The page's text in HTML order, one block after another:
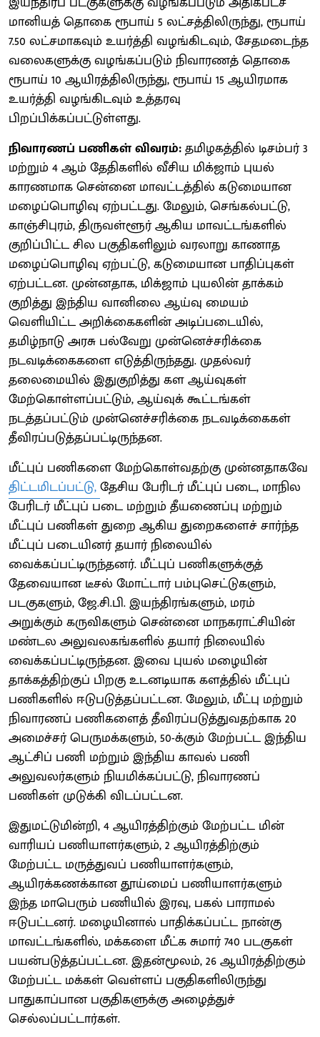
மானியத் தொகை ரூபாய் 5 லட்சத்திலிருந்து, ரூபாய்
7.50 லட்சமாகவும் உயர்த்தி வழங்கிடவும், சேதமடைந்த
வலைகளுக்கு வழங்கப்படும் நிவாரணத் தொகை
ரூபாய் 10 ஆயிரத்திலிருந்து, ரூபாய் 15 ஆயிரமாக
உயர்த்தி வழங்கிடவும் உத்தரவு
பிறப்பிக்கப்பட்டுள்ளது.
நிவாரணப் பணிகள் விவரம்:தமிழகத்தில் டிசம்பர் 3
மற்றும் 4 ஆம் தேதிகளில் வீசிய மிக்ஜாம் புயல்
காரணமாக சென்னை மாவட்டத்தில் கடுமையான
மழைப்பொழிவு ஏற்பட்டது. மேலும், செங்கல்பட்டு,
காஞ்சிபுரம், திருவள்ளூர் ஆகிய மாவட்டங்களில்
குறிப்பிட்ட சில பகுதிகளிலும் வரலாறு காணாத
மழைப்பொழிவு ஏற்பட்டு, கடுமையான பாதிப்புகள்
ஏற்பட்டன. முன்னதாக, மிக்ஜாம் புயலின் தாக்கம்
குறித்து இந்திய வானிலை ஆய்வு மையம்
வெளியிட்ட அறிக்கைகளின் அடிப்படையில்,
தமிழ்நாடு அரசு பல்வேறு முன்னெச்சரிக்கை
நடவடிக்கைகளை எடுத்திருந்தது. முதல்வர்
தலைமையில் இதுகுறித்து கள ஆய்வுகள்
மேற்கொள்ளப்பட்டும், ஆய்வுக் கூட்டங்கள்
நடத்தப்பட்டும் முன்னெச்சரிக்கை நடவடிக்கைகள்
தீவிரப்படுத்தப்பட்டிருந்தன.
மீட்புப் பணிகளை மேற்கொள்வதற்கு முன்னதாகவே
திட்டமிடப்பட்டு,தேசிய பேரிடர் மீட்புப் படை, மாநில
பேரிடர் மீட்புப் படை மற்றும் தீயணைப்பு மற்றும்
மீட்புப் பணிகள் துறை ஆகிய துறைகளைச் சார்ந்த
மீட்புப் படையினர் தயார் நிலையில்
வைக்கப்பட்டிருந்தனர். மீட்புப் பணிகளுக்குத்
தேவையான டீசல் மோட்டார் பம்புசெட்டுகளும்,
படகுகளும், ஜே.சி.பி. இயந்திரங்களும், மரம்
அறுக்கும் கருவிகளும் சென்னை மாநகராட்சியின்
மண்டல அலுவலகங்களில் தயார் நிலையில்
வைக்கப்பட்டிருந்தன. இவை புயல் மழையின்
தாக்கத்திற்குப் பிறகு உடனடியாக களத்தில் மீட்புப்
பணிகளில் ஈடுபடுத்தப்பட்டன. மேலும், மீட்பு மற்றும்
நிவாரணப் பணிகளைத் தீவிரப்படுத்துவதற்காக 20
அமைச்சர் பெருமக்களும், 50-க்கும் மேற்பட்ட இந்திய
ஆட்சிப் பணி மற்றும் இந்திய காவல் பணி
அலுவலர்களும் நியமிக்கப்பட்டு, நிவாரணப்
பணிகள் முடுக்கி விடப்பட்டன.
இதுமட்டுமின்றி, 4 ஆயிரத்திற்கும் மேற்பட்ட மின்
வாரியப் பணியாளர்களும், 2 ஆயிரத்திற்கும்
மேற்பட்ட மருத்துவப் பணியாளர்களும்,
ஆயிரக்கணக்கான தூய்மைப் பணியாளர்களும்
இந்த மாபெரும் பணியில் இரவு, பகல் பாராமல்
ஈடுபட்டனர். மழையினால் பாதிக்கப்பட்ட நான்கு
மாவட்டங்களில், மக்களை மீட்க சுமார் 740 படகுகள்
பயன்படுத்தப்பட்டன. இதன்மூலம், 26 ஆயிரத்திற்கும்
மேற்பட்ட மக்கள் வெள்ளப் பகுதிகளிலிருந்து
பாதுகாப்பான பகுதிகளுக்கு அழைத்துச்
செல்லப்பட்டார்கள்.